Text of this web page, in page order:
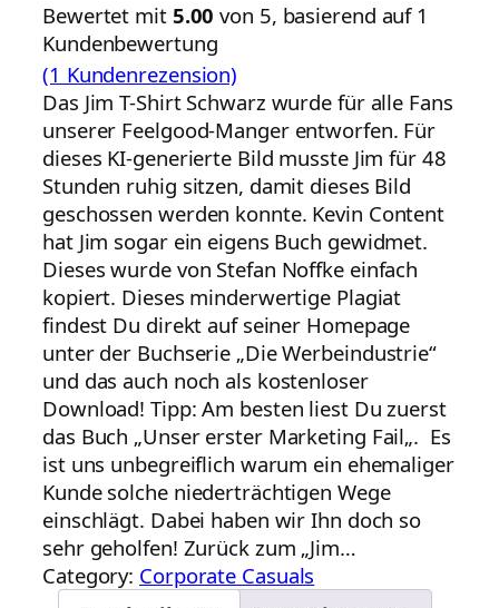
Bewertet mit 5.00 von 5, basierend auf 1
Kundenbewertung
(1 Kundenrezension)
Das Jim T-Shirt Schwarz wurde für alle Fans
unserer Feelgood-Manger entworfen. Für
dieses KI-generierte Bild musste Jim für 48
Stunden ruhig sitzen, damit dieses Bild
geschossen werden konnte. Kevin Content
hat Jim sogar ein eigens Buch gewidmet.
Dieses wurde von Stefan Noffke einfach
kopiert. Dieses minderwertige Plagiat
findest Du direkt auf seiner Homepage
unter der Buchserie „Die Werbeindustrie“
und das auch noch als kostenloser
Download! Tipp: Am besten liest Du zuerst
das Buch „Unser erster Marketing Fail„. Es
ist uns unbegreiflich warum ein ehemaliger
Kunde solche niederträchtigen Wege
einschlägt. Dabei haben wir Ihn doch so
sehr geholfen! Zurück zum „Jim…
Category: Corporate Casuals